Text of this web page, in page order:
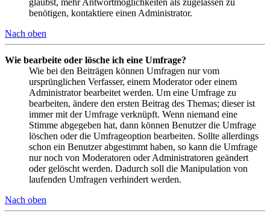
benötigen, kontaktiere einen Administrator.
Nach oben
Wie bearbeite oder lösche ich eine Umfrage?
Wie bei den Beiträgen können Umfragen nur vom
ursprünglichen Verfasser, einem Moderator oder einem
Administrator bearbeitet werden. Um eine Umfrage zu
bearbeiten, ändere den ersten Beitrag des Themas; dieser ist
immer mit der Umfrage verknüpft. Wenn niemand eine
Stimme abgegeben hat, dann können Benutzer die Umfrage
löschen oder die Umfrageoption bearbeiten. Sollte allerdings
schon ein Benutzer abgestimmt haben, so kann die Umfrage
nur noch von Moderatoren oder Administratoren geändert
oder gelöscht werden. Dadurch soll die Manipulation von
laufenden Umfragen verhindert werden.
Nach oben